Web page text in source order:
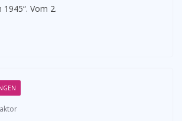
Vom 2.